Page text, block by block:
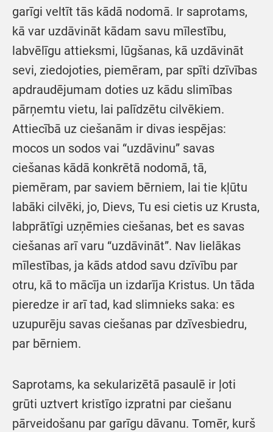
garīgi veltīt tās kādā nodomā. Ir saprotams,
kā var uzdāvināt kādam savu mīlestību,
labvēlīgu attieksmi, lūgšanas, kā uzdāvināt
sevi, ziedojoties, piemēram, par spīti dzīvības
apdraudējumam doties uz kādu slimības
pārņemtu vietu, lai palīdzētu cilvēkiem.
Attiecībā uz ciešanām ir divas iespējas:
mocos un sodos vai “uzdāvinu” savas
ciešanas kādā konkrētā nodomā, tā,
piemēram, par saviem bērniem, lai tie kļūtu
labāki cilvēki, jo, Dievs, Tu esi cietis uz Krusta,
labprātīgi uzņēmies ciešanas, bet es savas
ciešanas arī varu “uzdāvināt”. Nav lielākas
mīlestības, ja kāds atdod savu dzīvību par
otru, kā to mācīja un izdarīja Kristus. Un tāda
pieredze ir arī tad, kad slimnieks saka: es
uzupurēju savas ciešanas par dzīvesbiedru,
par bērniem.
Saprotams, ka sekularizētā pasaulē ir ļoti
grūti uztvert kristīgo izpratni par ciešanu
pārveidošanu par garīgu dāvanu. Tomēr, kurš